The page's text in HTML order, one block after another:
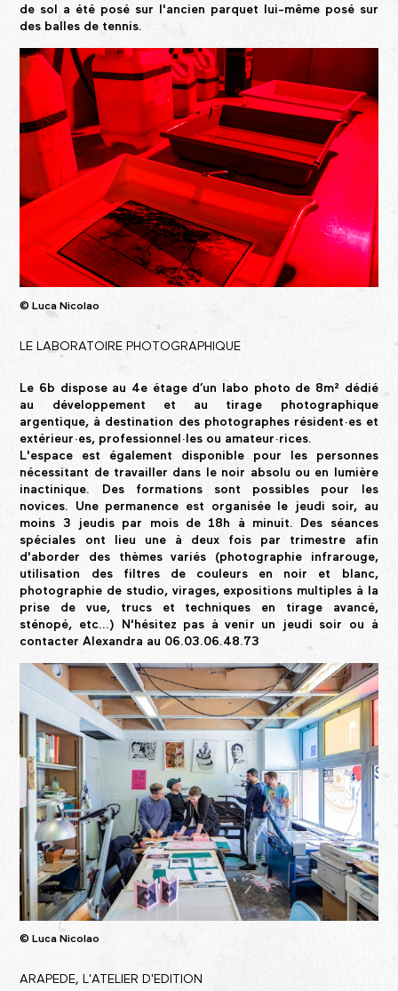
de sol a été posé sur l'ancien parquet lui-même posé sur
des balles de tennis.
© Luca Nicolao
LE LABORATOIRE PHOTOGRAPHIQUE
Le 6b dispose au 4e étage d’un labo photo de 8m² dédié
au développement et au tirage photographique
argentique, à destination des photographes résident·es et
extérieur·es, professionnel·les ou amateur·rices.
L'espace est également disponible pour les personnes
nécessitant de travailler dans le noir absolu ou en lumière
inactinique. Des formations sont possibles pour les
novices. Une permanence est organisée le jeudi soir, au
moins 3 jeudis par mois de 18h à minuit. Des séances
spéciales ont lieu une à deux fois par trimestre afin
d'aborder des thèmes variés (photographie infrarouge,
utilisation des filtres de couleurs en noir et blanc,
photographie de studio, virages, expositions multiples à la
prise de vue, trucs et techniques en tirage avancé,
sténopé, etc...) N'hésitez pas à venir un jeudi soir ou à
contacter Alexandra au 06.03.06.48.73
© Luca Nicolao
ARAPEDE, L'ATELIER D'EDITION